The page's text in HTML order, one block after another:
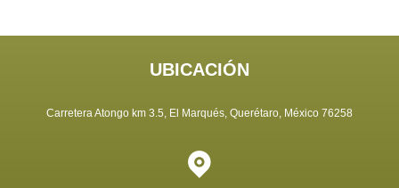
UBICACIÓN
Carretera Atongo km 3.5, El Marqués, Querétaro, México 76258